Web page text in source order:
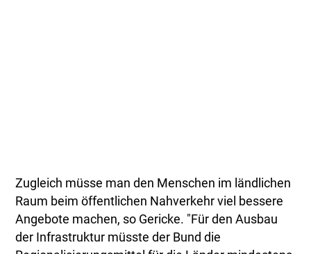
Zugleich müsse man den Menschen im ländlichen
Raum beim öffentlichen Nahverkehr viel bessere
Angebote machen, so Gericke. "Für den Ausbau
der Infrastruktur müsste der Bund die